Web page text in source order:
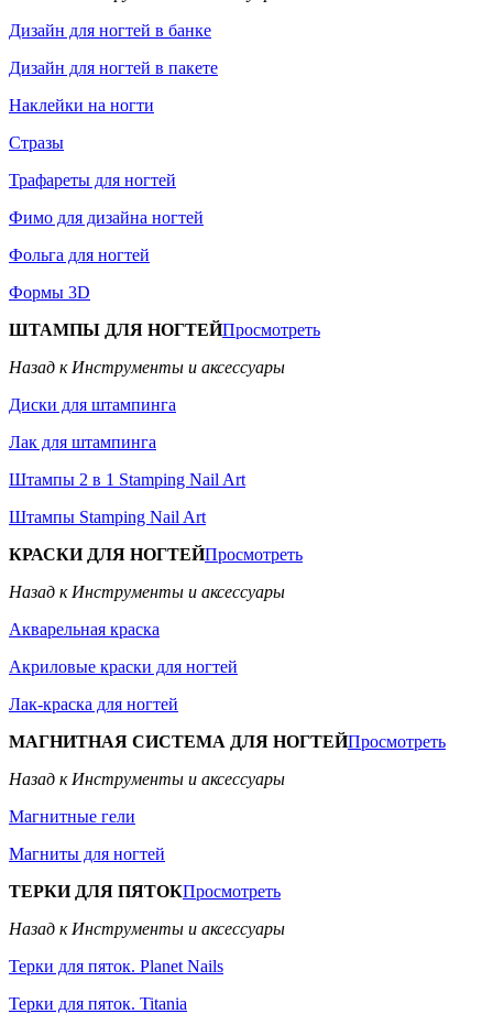
Дизайн для ногтей в банке
Дизайн для ногтей в пакете
Наклейки на ногти
Стразы
Трафареты для ногтей
Фимо для дизайна ногтей
Фольга для ногтей
Формы 3D
ШТАМПЫ ДЛЯ НОГТЕЙПросмотреть
Назад к Инструменты и аксессуары
Диски для штампинга
Лак для штампинга
Штампы 2 в 1 Stamping Nail Art
Штампы Stamping Nail Art
КРАСКИ ДЛЯ НОГТЕЙПросмотреть
Назад к Инструменты и аксессуары
Акварельная краска
Акриловые краски для ногтей
Лак-краска для ногтей
МАГНИТНАЯ СИСТЕМА ДЛЯ НОГТЕЙПросмотреть
Назад к Инструменты и аксессуары
Магнитные гели
Магниты для ногтей
ТЕРКИ ДЛЯ ПЯТОКПросмотреть
Назад к Инструменты и аксессуары
Терки для пяток. Planet Nails
Терки для пяток. Titania